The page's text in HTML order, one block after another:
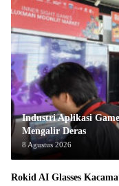
Industri Aplikasi
Mengalir Deras
8 Agustus 2026
Rokid AI Glasses